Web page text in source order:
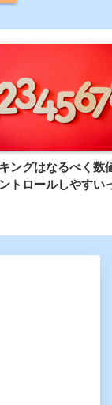
ングはなるべく数
トロールしやすい